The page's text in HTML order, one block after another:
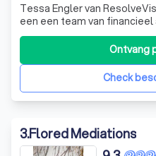
Tessa Engler van
een een team van financieel
makelaars/taxateurs en
echtscheiding, een
Check
Ontvang
3.Flored Mediations